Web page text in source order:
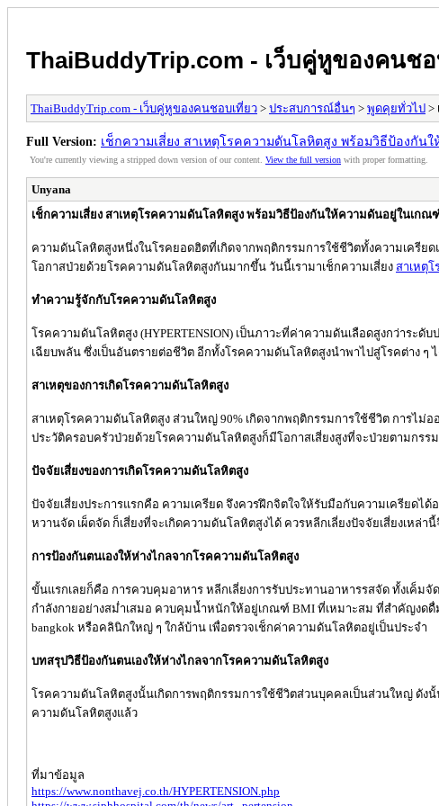
ThaiBuddyTrip.com - เว็บคู่หูของคนชอ
ThaiBuddyTrip.com - เว็บคู่หูของคนชอบเที่ยว > ประสบการณ์อื่นๆ > พูดคุยทั่วไป >
Full Version: เช็กความเสี่ยง สาเหตุโรคความดันโลหิตสูง พร้อมวิธีป้องกั
You're currently viewing a stripped down version of our content. View the full version with proper formatting.
Unyana
เช็กความเสี่ยง สาเหตุโรคความดันโลหิตสูง พร้อมวิธีป้องกันให้ความดันอยู่ในเกณ
ความดันโลหิตสูงหนึ่งในโรคยอดฮิตที่เกิดจากพฤติกรรมการใช้ชีวิตทั้งความเครี
โอกาสป่วยด้วยโรคความดันโลหิตสูงกันมากขึ้น วันนี้เรามาเช็กความเสี่ยง สาเหตุ
ทำความรู้จักกับโรคความดันโลหิตสูง
โรคความดันโลหิตสูง (HYPERTENSION) เป็นภาวะที่ค่าความดันเลือดสูงกว่าร
เฉียบพลัน ซึ่งเป็นอันตรายต่อชีวิต อีกทั้งโรคความดันโลหิตสูงนำพาไปสู่โรคต่าง ๆ
สาเหตุของการเกิดโรคความดันโลหิตสูง
สาเหตุโรคความดันโลหิตสูง ส่วนใหญ่ 90% เกิดจากพฤติกรรมการใช้ชีวิต การไ
ประวัติครอบครัวป่วยด้วยโรคความดันโลหิตสูงก็มีโอกาสเสี่ยงสูงที่จะป่วยตามกรร
ปัจจัยเสี่ยงของการเกิดโรคความดันโลหิตสูง
ปัจจัยเสี่ยงประการแรกคือ ความเครียด จึงควรฝึกจิตใจให้รับมือกับความเครียด
หวานจัด เผ็ดจัด ก็เสี่ยงที่จะเกิดความดันโลหิตสูงได้ ควรหลีกเลี่ยงปัจจัยเสี่ยงเหล่
การป้องกันตนเองให้ห่างไกลจากโรคความดันโลหิตสูง
ขั้นแรกเลยก็คือ การควบคุมอาหาร หลีกเลี่ยงการรับประทานอาหารรสจัด ทั้งเค็
กำลังกายอย่างสม่ำเสมอ ควบคุมน้ำหนักให้อยู่เกณฑ์ BMI ที่เหมาะสม ที่สำคัญงด
bangkok หรือคลินิกใหญ่ ๆ ใกล้บ้าน เพื่อตรวจเช็กค่าความดันโลหิตอยู่เป็นประจำ
บทสรุปวิธีป้องกันตนเองให้ห่างไกลจากโรคความดันโลหิตสูง
โรคความดันโลหิตสูงนั้นเกิดการพฤติกรรมการใช้ชีวิตส่วนบุคคลเป็นส่วนใหญ่ ดัง
ความดันโลหิตสูงแล้ว
ที่มาข้อมูล
https://www.nonthavej.co.th/HYPERTENSION.php